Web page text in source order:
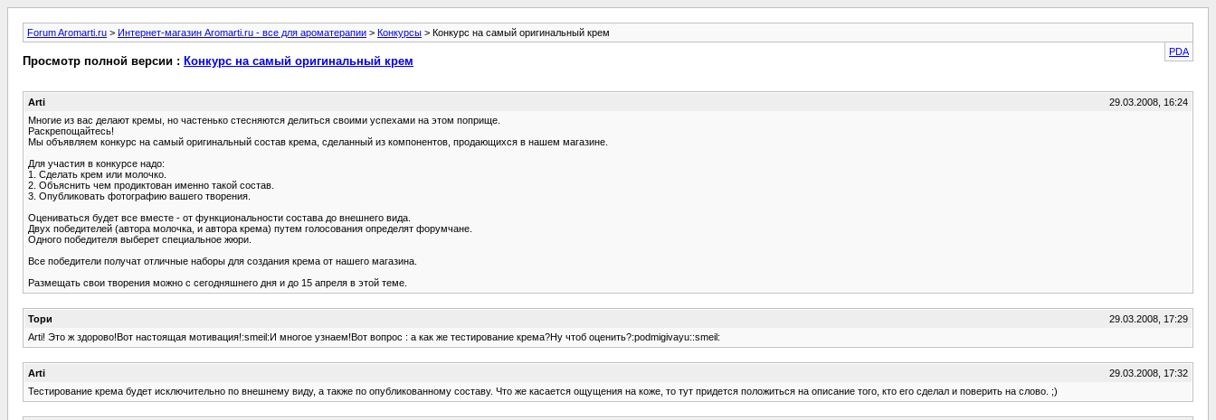
Forum Aromarti.ru > Интернет-магазин Aromarti.ru - все для ароматерапии > Конкурсы > Конкурс на самый оригинальный крем
PDA
Просмотр полной версии : Конкурс на самый оригинальный крем
Arti
29.03.2008, 16:24
Многие из вас делают кремы, но частенько стесняются делиться своими успехами на этом поприще.
Раскрепощайтесь!
Мы объявляем конкурс на самый оригинальный состав крема, сделанный из компонентов, продающихся в нашем магазине.
Для участия в конкурсе надо:
1. Сделать крем или молочко.
2. Объяснить чем продиктован именно такой состав.
3. Опубликовать фотографию вашего творения.
Оцениваться будет все вместе - от функциональности состава до внешнего вида.
Двух победителей (автора молочка, и автора крема) путем голосования определят форумчане.
Одного победителя выберет специальное жюри.
Все победители получат отличные наборы для создания крема от нашего магазина.
Размещать свои творения можно с сегодняшнего дня и до 15 апреля в этой теме.
Тори
29.03.2008, 17:29
Arti! Это ж здорово!Вот настоящая мотивация!:smeil:И многое узнаем!Вот вопрос : а как же тестирование крема?Ну чтоб оценить?:podmigivayu::smeil:
Arti
29.03.2008, 17:32
Тестирование крема будет исключительно по внешнему виду, а также по опубликованному составу. Что же касается ощущения на коже, то тут придется положиться на описание того, кто его сделал и поверить на слово. ;)